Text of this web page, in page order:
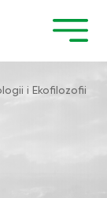
i Ekofilozofii